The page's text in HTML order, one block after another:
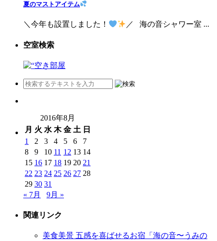
夏のマストアイテム
＼今年も設置しました！ ／ 海の音シャワー室 ...
空室検索
2016年8月
月 火 水 木 金 土 日
1
2 3 4 5 6
7
8
9 10 11 12 13 14
15 16 17 18 19 20 21
22 23 24 25 26 27 28
29 30 31
« 7月
9月 »
関連リンク
美食美景 五感を喜ばせるお宿「海の音〜うみの